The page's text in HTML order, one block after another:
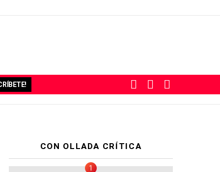
SWITCH
SKIN
BUSCAR
CON OLLADA CRÍTICA